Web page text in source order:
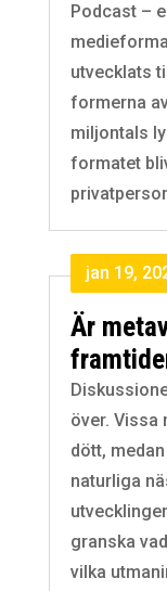
Podcast –
utvecklats
formerna
miljontals
formatet
Är
jan 19,
över. Vissa
dött,
naturliga
granska
vilka